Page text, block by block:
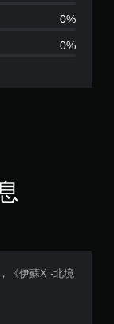
颗
（
，
0%
0%
《伊蘇X -北境